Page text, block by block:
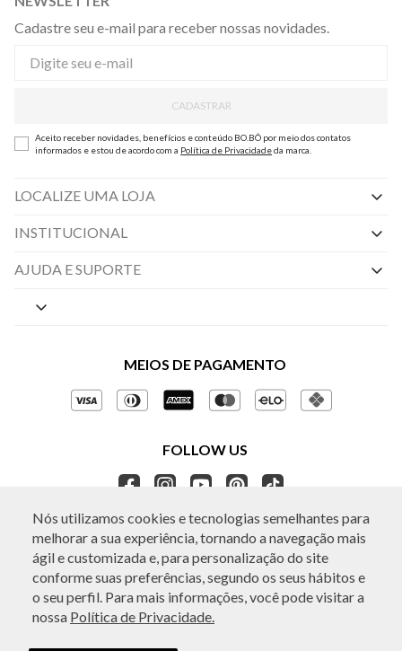
Nós utilizamos cookies e tecnologias semelhantes para
melhorar a sua experiência, tornando a navegação mais
ágil e customizada e, para personalização do site
conforme suas preferências, segundo os seus hábitos e
o seu perfil. Para mais informações, você pode visitar a
nossa Política de Privacidade.
Cadastre seu e-mail para receber nossas novidades.
CADASTRAR
Aceito receber novidades, benefícios e conteúdo BO.BÔ por meio dos contatos
informados e estou de acordo com a Política de Privacidadeda marca.
LOCALIZE UMA LOJA
INSTITUCIONAL
Nossas Lojas
Políticas de Privacidade
Gestão de Privacidade
Ética e Sustentabilidade
Seja um Revendedor
APP BO.BÔ
AJUDA E SUPORTE
Central de Preferências
Perguntas frequentes
Regulamentos e Promoções
MEIOS DE PAGAMENTO
FOLLOW US
© Copyright 2026 - Todos os direitos reservados. A BO.BÔ reserva-se no
disponibilidade de estoque a qualquer momento.